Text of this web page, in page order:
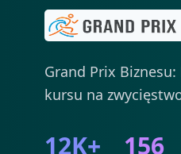
Grand Prix
kursu na
12K+ 156